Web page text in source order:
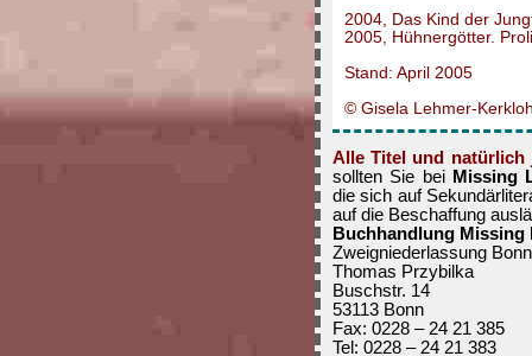
2004, Das Kind der
2005, Hühnergötter.
Stand: April 2005
© Gisela Lehmer-
Alle Titel und natürlich
sollten Sie bei Missing
die sich auf
auf die Beschaffung
Buchhandlung Missing
Zweigniederlassung Bonn
Thomas Przybilka
Buschstr. 14
53113 Bonn
Fax: 0228 – 24 21 385
Tel: 0228 – 24 21 383